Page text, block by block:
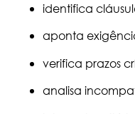
identifica
aponta
verifica prazos
analisa